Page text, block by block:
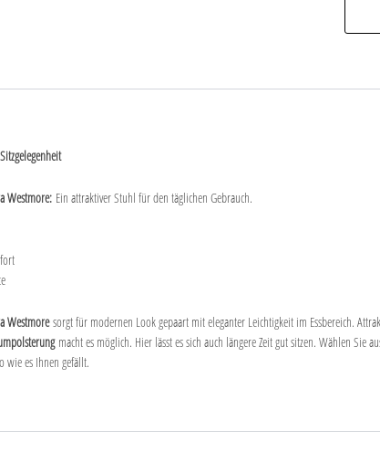
Westmore: Ein attraktiver Stuhl für den täglichen Gebrauch.
Westmoresorgt für modernen Look gepaart mit eleganter Leichtigkeit im Essbereich.
macht es möglich. Hier lässt es sich auch längere Zeit gut sitzen. Wählen Sie
wie es Ihnen gefällt.